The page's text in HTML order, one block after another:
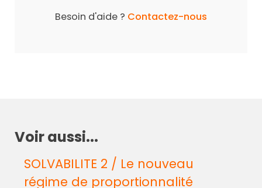
Besoin d'aide ? Contactez-nous
Voir aussi...
SOLVABILITE 2 / Le nouveau
régime de proportionnalité